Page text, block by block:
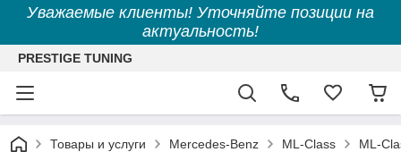
Уважаемые клиенты! Уточняйте позиции на
актуальность!
PRESTIGE TUNING
Товары и услуги Mercedes-Benz ML-Class ML-